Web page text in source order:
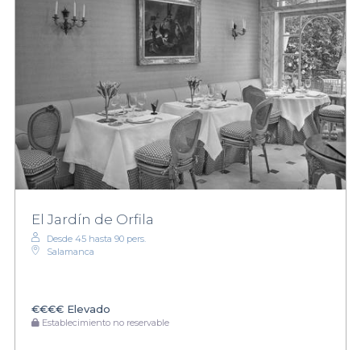
El Jardín de Orfila
Desde 45 hasta 90 pers.
Salamanca
€€€€ Elevado
Establecimiento no reservable